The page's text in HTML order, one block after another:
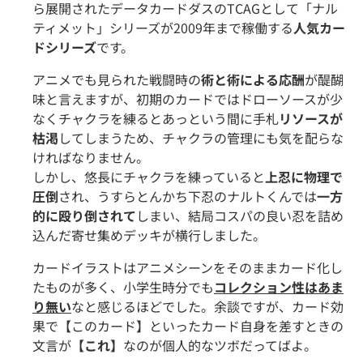
ら展開されたデータカードダスのTCAGとして「ナル
ティメット」シリーズが2009年まで稼働する人気カー
ドシリーズです。
アニメでも見られた戦闘時の術と術による応酬が醍醐
味と言えますが、初期のカードではドローソースが少
なくチャクラを練るとあっという間に手札リソースが
枯渇してしまうため、チャクラの管理にも気を配らな
ければなりません。
しかし、悠長にチャクラを練っていると上忍に物理で
圧倒され、うすらとんかち下忍のナルトくんでは一方
的に殴り倒されてしまい、結局コスパの良い忍を詰め
込んだ寄せ集めデッキが横行しました。
カードイラストはアニメシーンをそのままカード化し
たものが多く、小学生時分でもコレクション性はあま
り無いなと感じるほどでした。余談ですが、カード効
果で【このカード】といったカード自身を差すときの
文言が 【これ】 なのが個人的なツボだってばよ。